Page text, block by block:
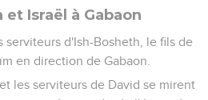
Israël à Gabaon
serviteurs d'Ish-Bosheth, le fils de
en direction de Gabaon.
les serviteurs de David se mirent